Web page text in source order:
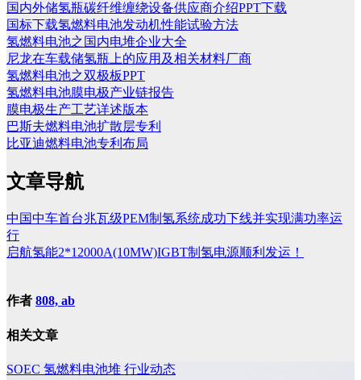
国内外储氢瓶碳纤维缠绕设备供应商介绍PPT下载
国标下载氢燃料电池发动机性能试验方法
氢燃料电池之国内电堆企业大全
尼龙在车载储氢瓶上的应用及相关材料厂商
氢燃料电池之双极板PPT
氢燃料电池膜电极产业链报告
膜电极生产工艺详述版本
巴斯夫燃料电池扩散层专利
比亚迪燃料电池专利布局
文章导航
中国中车首台兆瓦级PEM制氢系统成功下线并实现满功率运
行
启航氢能2*12000A(10MW)IGBT制氢电源顺利发运！
作者 808, ab
相关文章
SOEC 氢燃料电池堆 行业动态